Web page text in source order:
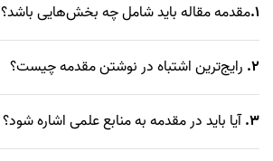
1.مقدمه مقاله باید شامل چه بخش‌هایی باشد؟
2. رایج‌ترین اشتباه در نوشتن مقدمه چیست؟
3. آیا باید در مقدمه به منابع علمی اشاره شود؟